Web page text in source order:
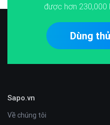
được hơn 230,000
Dùng
Sapo.vn
Về chúng tôi